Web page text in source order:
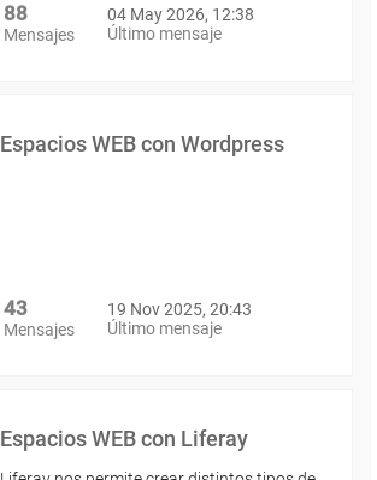
88
Mensajes
04 May 2026, 12:38
Último mensaje
Espacios WEB con Wordpress
43
Mensajes
19 Nov 2025, 20:43
Último mensaje
Espacios WEB con Liferay